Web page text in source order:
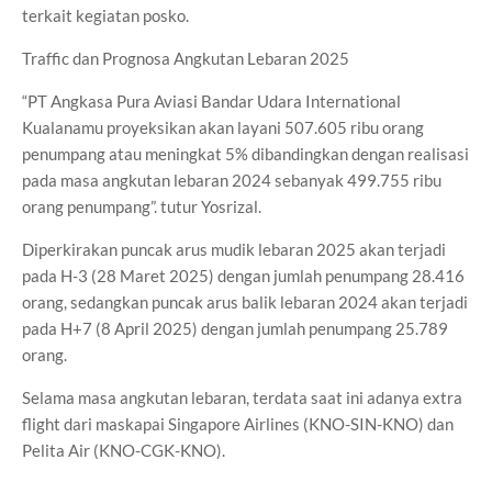
terkait kegiatan posko.
Traffic dan Prognosa Angkutan Lebaran 2025
“PT Angkasa Pura Aviasi Bandar Udara International
Kualanamu proyeksikan akan layani 507.605 ribu orang
penumpang atau meningkat 5% dibandingkan dengan realisasi
pada masa angkutan lebaran 2024 sebanyak 499.755 ribu
orang penumpang”. tutur Yosrizal.
Diperkirakan puncak arus mudik lebaran 2025 akan terjadi
pada H-3 (28 Maret 2025) dengan jumlah penumpang 28.416
orang, sedangkan puncak arus balik lebaran 2024 akan terjadi
pada H+7 (8 April 2025) dengan jumlah penumpang 25.789
orang.
Selama masa angkutan lebaran, terdata saat ini adanya extra
flight dari maskapai Singapore Airlines (KNO-SIN-KNO) dan
Pelita Air (KNO-CGK-KNO).